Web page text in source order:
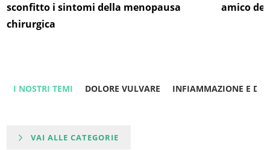
sconfitto i sintomi della menopausa
chirurgica
amico del
I NOSTRI TEMI DOLORE VULVARE INFIAMMAZIONE E
VAI ALLE CATEGORIE